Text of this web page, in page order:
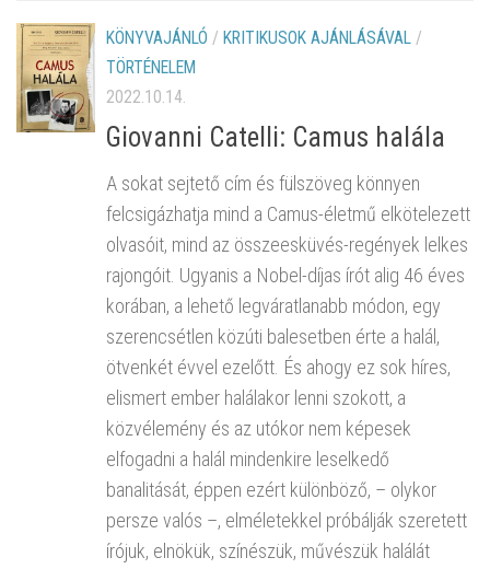
KÖNYVAJÁNLÓ / KRITIKUSOK AJÁNLÁSÁVAL /
TÖRTÉNELEM
2022.10.14.
Giovanni Catelli: Camus halála
A sokat sejtető cím és fülszöveg könnyen
felcsigázhatja mind a Camus-életmű elkötelezett
olvasóit, mind az összeesküvés-regények lelkes
rajongóit. Ugyanis a Nobel-díjas írót alig 46 éves
korában, a lehető legváratlanabb módon, egy
szerencsétlen közúti balesetben érte a halál,
ötvenkét évvel ezelőtt. És ahogy ez sok híres,
elismert ember halálakor lenni szokott, a
közvélemény és az utókor nem képesek
elfogadni a halál mindenkire leselkedő
banalitását, éppen ezért különböző, – olykor
persze valós –, elméletekkel próbálják szeretett
írójuk, elnökük, színészük, művészük halálát